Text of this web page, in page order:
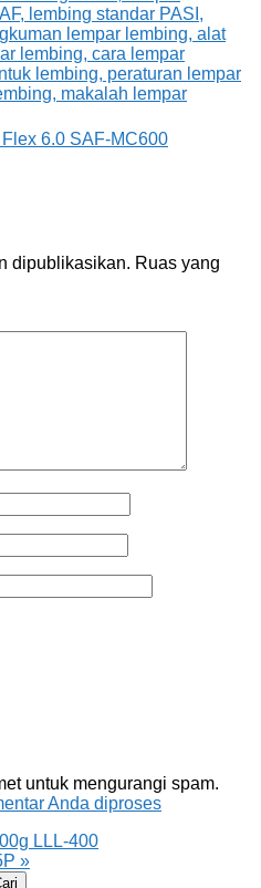
6.0 SAF-MC600
dipublikasikan. Ruas yang
untuk mengurangi spam.
Anda diproses
LLL-400
»